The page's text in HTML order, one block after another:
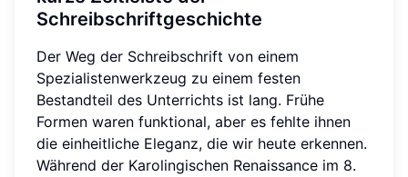
Schreibschriftgeschichte
Der Weg der Schreibschrift von einem
Spezialistenwerkzeug zu einem festen
Bestandteil des Unterrichts ist lang. Frühe
Formen waren funktional, aber es fehlte ihnen
die einheitliche Eleganz, die wir heute erkennen.
Während der Karolingischen Renaissance im 8.